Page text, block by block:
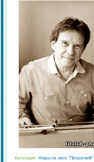
Категория: Новости лито "ПетроглиФ"